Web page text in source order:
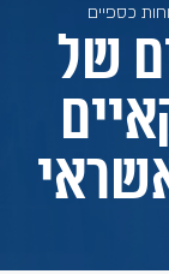
כספיים
של